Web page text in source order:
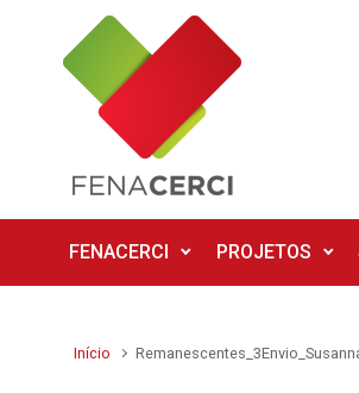
Skip to main content
FENACERCI PROJETOS
Início